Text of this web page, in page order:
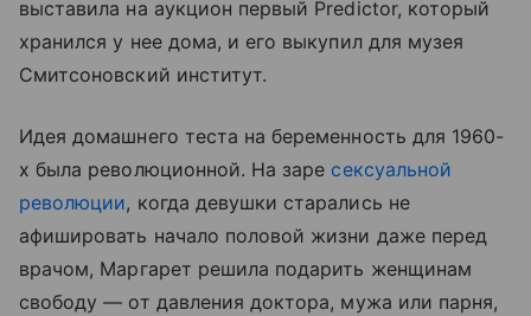
выставила на аукцион первый Predictor, который
хранился у нее дома, и его выкупил для музея
Смитсоновский институт.
Идея домашнего теста на беременность для 1960-
х была революционной. На заре сексуальной
революции, когда девушки старались не
афишировать начало половой жизни даже перед
врачом, Маргарет решила подарить женщинам
свободу — от давления доктора, мужа или парня,